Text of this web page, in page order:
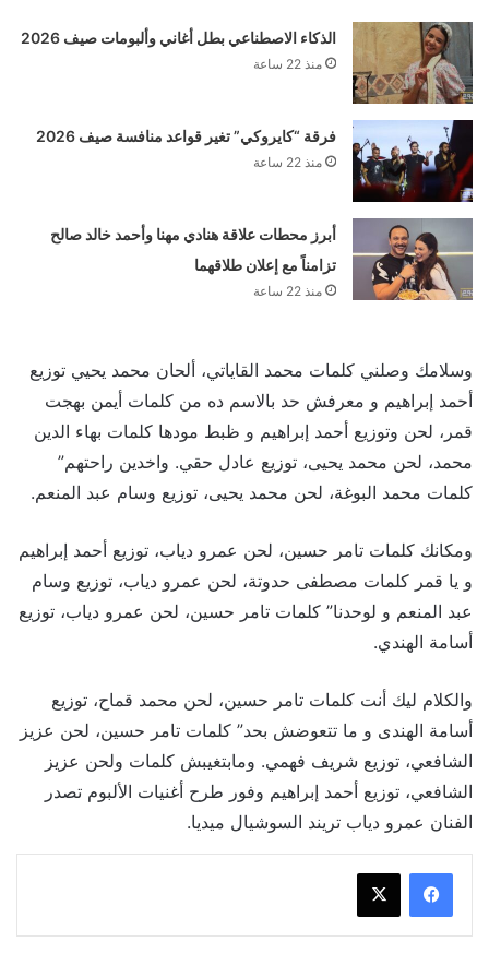
الذكاء الاصطناعي بطل أغاني وألبومات صيف 2026
منذ 22 ساعة
فرقة “كايروكي” تغير قواعد منافسة صيف 2026
منذ 22 ساعة
أبرز محطات علاقة هنادي مهنا وأحمد خالد صالح
تزامناً مع إعلان طلاقهما
منذ 22 ساعة
وسلامك وصلني كلمات محمد القاياتي، ألحان محمد يحيي توزيع
أحمد إبراهيم و معرفش حد بالاسم ده من كلمات أيمن بهجت
قمر، لحن وتوزيع أحمد إبراهيم و ظبط مودها كلمات بهاء الدين
محمد، لحن محمد يحيى، توزيع عادل حقي. واخدين راحتهم”
كلمات محمد البوغة، لحن محمد يحيى، توزيع وسام عبد المنعم.
ومكانك كلمات تامر حسين، لحن عمرو دياب، توزيع أحمد إبراهيم
و يا قمر كلمات مصطفى حدوتة، لحن عمرو دياب، توزيع وسام
عبد المنعم و لوحدنا” كلمات تامر حسين، لحن عمرو دياب، توزيع
أسامة الهندي.
والكلام ليك أنت كلمات تامر حسين، لحن محمد قماح، توزيع
أسامة الهندى و ما تتعوضش بحد” كلمات تامر حسين، لحن عزيز
الشافعي، توزيع شريف فهمي. ومابتغيبش كلمات ولحن عزيز
الشافعي، توزيع أحمد إبراهيم وفور طرح أغنيات الألبوم تصدر
الفنان عمرو دياب تريند السوشيال ميديا.